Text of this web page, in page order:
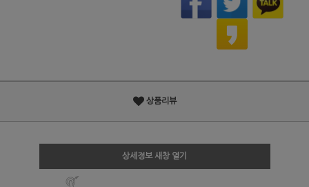
상품리뷰
상세정보 새창 열기